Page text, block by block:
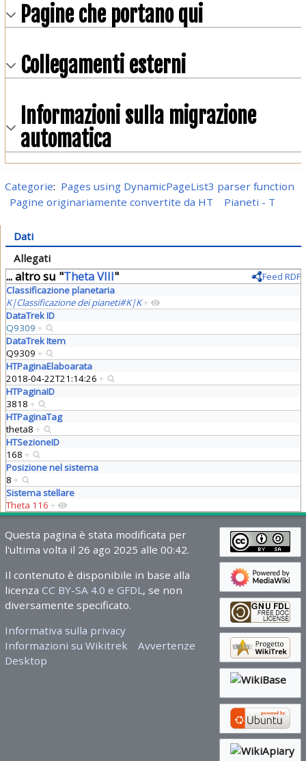
Pagine che portano qui
Collegamenti esterni
Informazioni sulla migrazione
automatica
Categorie: Pages using DynamicPageList3 parser function
Pagine originariamente convertite da HT
Pianeti - T
Dati
Allegati
... altro su "Theta VIII"
Feed RDF
Classificazione planetaria
K|Classificazione dei pianeti#K|K+
DataTrek ID
Q9309 +
DataTrek Item
Q9309 +
HTPaginaElaboarata
2018-04-22T21:14:26 +
HTPaginaID
3818 +
HTPaginaTag
theta8 +
HTSezioneID
168 +
Posizione nel sistema
8 +
Sistema stellare
Theta 116 +
Questa pagina è stata modificata per
l'ultima volta il 26 ago 2025 alle 00:42.
Il contenuto è disponibile in base alla
licenza CC BY-SA 4.0 e GFDL , se non
diversamente specificato.
Informativa sulla privacy
Informazioni su Wikitrek
Avvertenze
Desktop